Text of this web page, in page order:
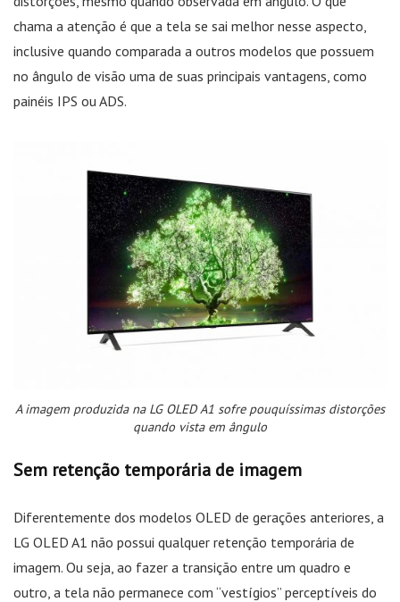
chama a atenção é que a tela se sai melhor nesse aspecto,
inclusive quando comparada a outros modelos que possuem
no ângulo de visão uma de suas principais vantagens, como
painéis IPS ou ADS.
A imagem produzida na LG OLED A1 sofre pouquíssimas distorções
quando vista em ângulo
Sem retenção temporária de imagem
Diferentemente dos modelos OLED de gerações anteriores, a
LG OLED A1 não possui qualquer retenção temporária de
imagem. Ou seja, ao fazer a transição entre um quadro e
outro, a tela não permanece com “vestígios” perceptíveis do